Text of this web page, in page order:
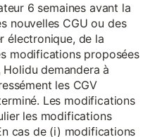
6 semaines avant la
nouvelles CGU ou des
électronique, de la
modifications proposées
demandera à
les CGV
Les modifications
les modifications
cas de (i) modifications